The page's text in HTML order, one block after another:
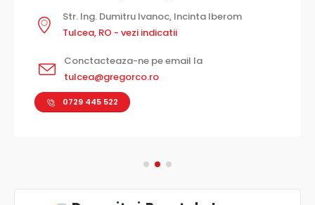
Str. Ing. Dumitru Ivanoc, Incinta Iberom
Tulcea, RO - vezi indicatii
Conctacteaza-ne pe email la
tulcea@gregorco.ro
0729 445 522